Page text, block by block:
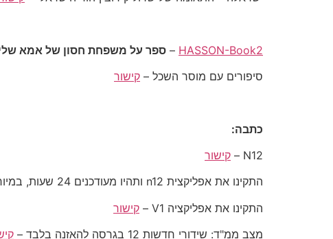
HASSON-Book2
– ספר על משפחת חסון של אמא
סיפורים עם מוסר השכל – קישור
כתבה:
N12 –
קישור
התקינו את אפליקצית n12 ותהיו מעודכנים 24 שעות, במיוחד בעת מלחמה –
התקינו את אפליקציה V1 –
קישור
מצב ממ"ד: שידורי חדשות 12 בגרסה להאזנה בלבד –